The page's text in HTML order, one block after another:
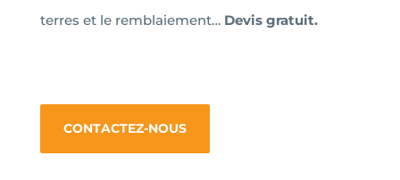
terres et le remblaiement…Devis gratuit.
CONTACTEZ-NOUS